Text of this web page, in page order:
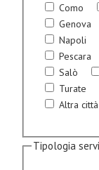
Como
Genova
Napoli
Pescara
Salò
Turate
Altra città
Tipologia